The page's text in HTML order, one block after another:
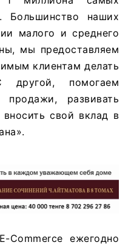
Большинство наших
малого и среднего
мы предоставляем
клиентам делать
другой, помогаем
продажи, развивать
свой вклад в
Commerce ежегодно